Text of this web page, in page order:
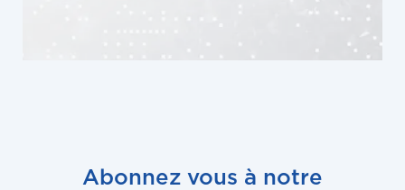
Abonnez vous à notre